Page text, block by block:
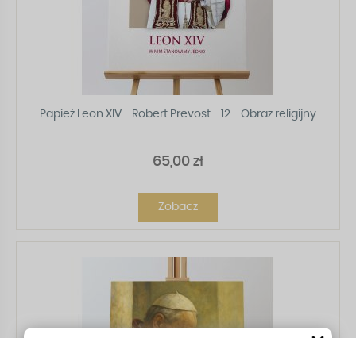
Papież Leon XIV - Robert Prevost - 12 - Obraz religijny
65,00 zł
Zobacz